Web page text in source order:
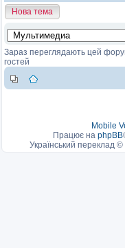
Нова тема
Зараз переглядають цей
гостей
Mobile
Працює на phpBB
Український переклад